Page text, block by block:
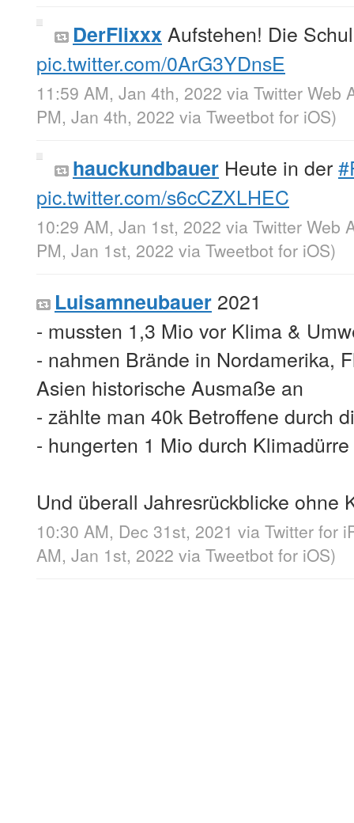
DerFlixxx Aufstehen! Die
pic.twitter.com/0ArG3YDnsE
11:59 AM, Jan 4th, 2022 via Twitter Web
PM, Jan 4th, 2022 via Tweetbot for iΟS)
hauckundbauer Heute in der
pic.twitter.com/s6cCZXLHEC
10:29 AM, Jan 1st, 2022 via Twitter Web
PM, Jan 1st, 2022 via Tweetbot for iΟS)
Luisamneubauer 2021
- mussten 1,3 Mio vor Klima &
- nahmen Brände in Nordamerika,
Asien historische Ausmaße an
- zählte man 40k Betroffene durch
- hungerten 1 Mio durch
Und überall Jahresrückblicke ohne
10:30 AM, Dec 31st, 2021 via Twitter for
AM, Jan 1st, 2022 via Tweetbot for iΟS)